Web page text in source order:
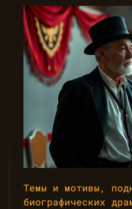
Темы и мотивы,
биографических